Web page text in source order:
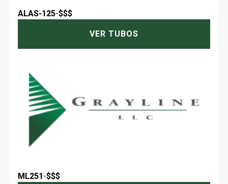
ALAS-125-$$$
VER TUBOS
ML251-$$$